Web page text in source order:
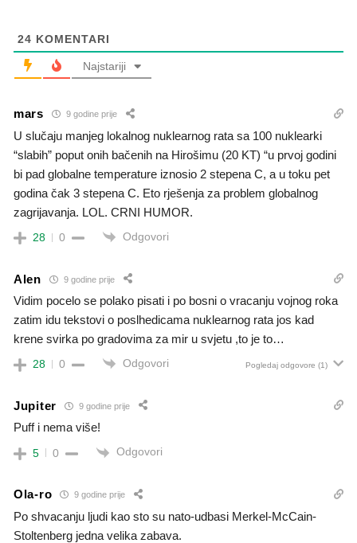
24 KOMENTARI
Najstariji
mars 9 godine prije
U slučaju manjeg lokalnog nuklearnog rata sa 100 nuklearki
“slabih” poput onih bačenih na Hirošimu (20 KT) “u prvoj godini
bi pad globalne temperature iznosio 2 stepena C, a u toku pet
godina čak 3 stepena C. Eto rješenja za problem globalnog
zagrijavanja. LOL. CRNI HUMOR.
28 0 Odgovori
Alen 9 godine prije
Vidim pocelo se polako pisati i po bosni o vracanju vojnog roka
zatim idu tekstovi o poslhedicama nuklearnog rata jos kad
krene svirka po gradovima za mir u svjetu ,to je to…
28 0 Odgovori Pogledaj odgovore (1)
Jupiter 9 godine prije
Puff i nema više!
5 0 Odgovori
Ola-ro 9 godine prije
Po shvacanju ljudi kao sto su nato-udbasi Merkel-McCain-
Stoltenberg jedna velika zabava.